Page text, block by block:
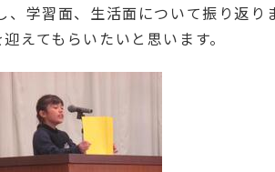
学習面、生活面について振り返り
えてもらいたいと思います。